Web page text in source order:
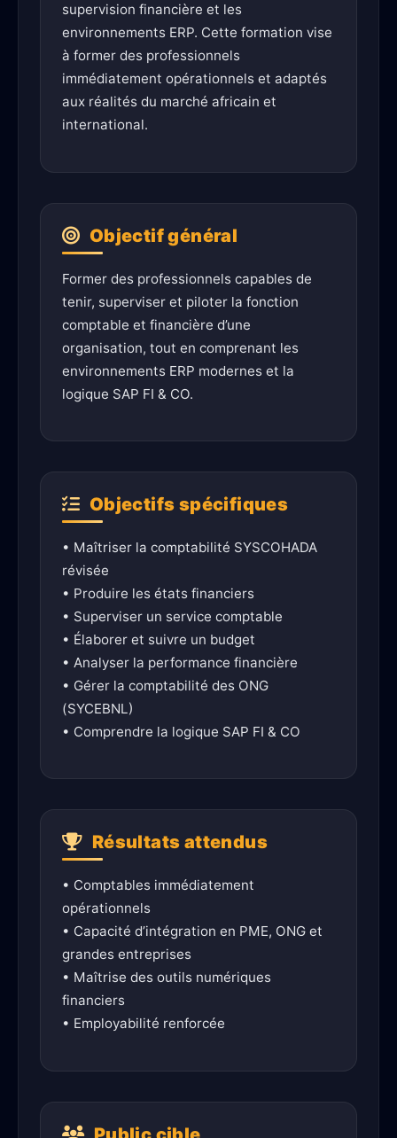
supervision financière et les
environnements ERP. Cette formation vise
à former des professionnels
immédiatement opérationnels et adaptés
aux réalités du marché africain et
international.
Objectif général
Former des professionnels capables de
tenir, superviser et piloter la fonction
comptable et financière d’une
organisation, tout en comprenant les
environnements ERP modernes et la
logique SAP FI & CO.
Objectifs spécifiques
• Maîtriser la comptabilité SYSCOHADA
révisée
• Produire les états financiers
• Superviser un service comptable
• Élaborer et suivre un budget
• Analyser la performance financière
• Gérer la comptabilité des ONG
(SYCEBNL)
• Comprendre la logique SAP FI & CO
Résultats attendus
• Comptables immédiatement
opérationnels
• Capacité d’intégration en PME, ONG et
grandes entreprises
• Maîtrise des outils numériques
financiers
• Employabilité renforcée